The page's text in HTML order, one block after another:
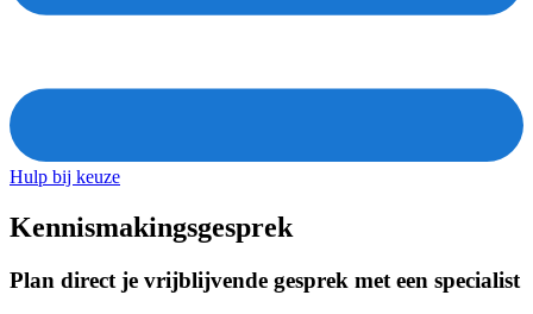
Hulp bij keuze
Kennismakingsgesprek
Plan direct je vrijblijvende gesprek met een specialist